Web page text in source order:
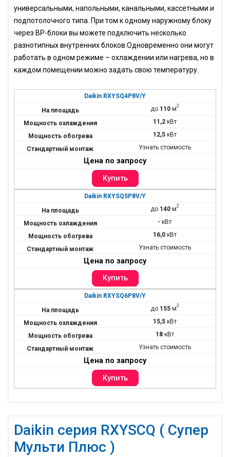
универсальными, напольными, канальными, кассетными и
подпотолочного типа. При том к одному наружному блоку
через BP-блоки вы можете подключить несколько
разнотипных внутренних блоков.Одновременно они могут
работать в одном режиме – охлаждении или нагрева, но в
каждом помещении можно задать свою температуру.
Daikin RXYSQ4P8V/Y
до 110м2
11,2кВт
12,5кВт
Узнать стоимость
Цена по запросу
Daikin RXYSQ5P8V/Y
до 140м2
- кВт
16,0кВт
Узнать стоимость
Цена по запросу
Daikin RXYSQ6P8V/Y
до 155м2
15,5кВт
18кВт
Узнать стоимость
Цена по запросу
Daikin серия RXYSCQ ( Супер
Мульти Плюс )